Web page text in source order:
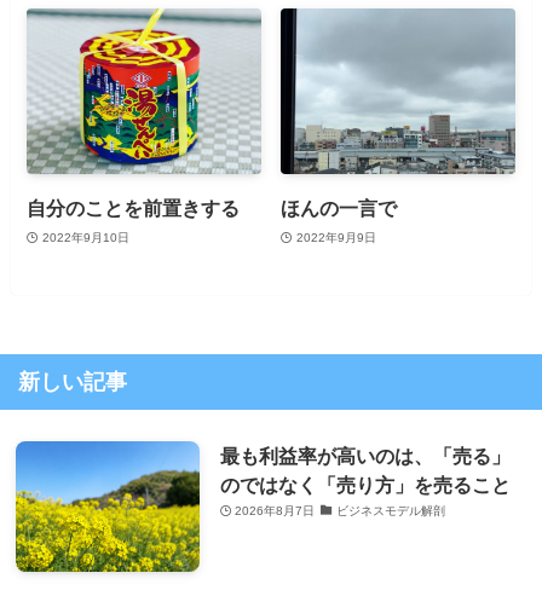
自分のことを前置きする
2022年9月10日
ほんの一言で
2022年9月9日
新しい記事
最も利益率が高いのは、「売る」
のではなく「売り方」を売ること
2026年8月7日 ビジネスモデル解剖